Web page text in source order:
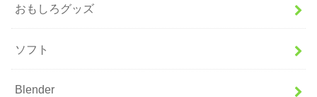
おもしろグッズ
ソフト
Blender